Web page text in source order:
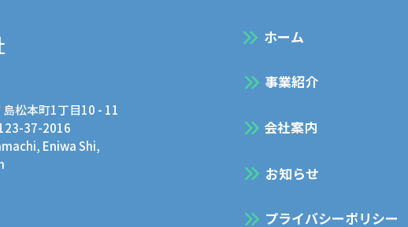
松本町1丁目10 - 11
37-2016
Eniwa Shi,
​ホーム
事業紹介
会社案内
お知らせ
プライバシーポリシー